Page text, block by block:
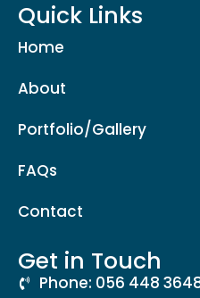
Quick Links
Home
About
Portfolio/Gallery
FAQs
Contact
Get in Touch
Phone: 056 448